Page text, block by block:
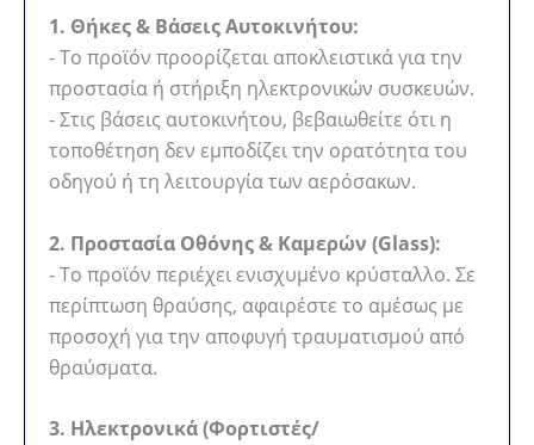
1. Θήκες & Βάσεις Αυτοκινήτου:
- Το προϊόν προορίζεται αποκλειστικά για την
προστασία ή στήριξη ηλεκτρονικών συσκευών.
- Στις βάσεις αυτοκινήτου, βεβαιωθείτε ότι η
τοποθέτηση δεν εμποδίζει την ορατότητα του
οδηγού ή τη λειτουργία των αερόσακων.
2. Προστασία Οθόνης & Καμερών (Glass):
- Το προϊόν περιέχει ενισχυμένο κρύσταλλο. Σε
περίπτωση θραύσης, αφαιρέστε το αμέσως με
προσοχή για την αποφυγή τραυματισμού από
θραύσματα.
3. Ηλεκτρονικά (Φορτιστές/